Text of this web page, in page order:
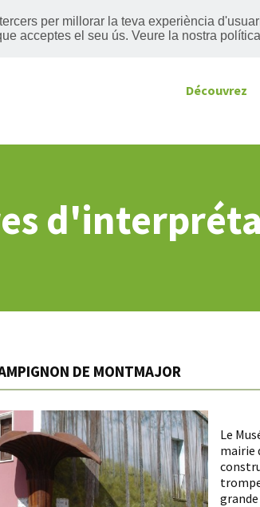
per millorar la teva experiència
acceptes el seu ús. Veure la nostra
Découvrez
DE MONTMAJOR
Le
mairie